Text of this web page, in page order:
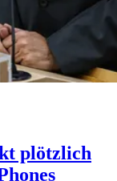
plötzlich